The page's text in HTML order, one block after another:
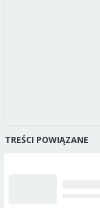
TREŚCI POWIĄZANE